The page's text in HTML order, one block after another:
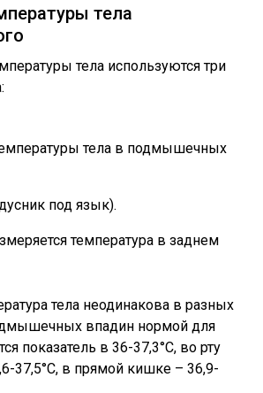
тела
тела используются три
тела в подмышечных
под язык).
температура в заднем
тела неодинакова в разных
впадин нормой для
показатель в 36-37,3°С, во рту
37,5°С, в прямой кишке – 36,9-